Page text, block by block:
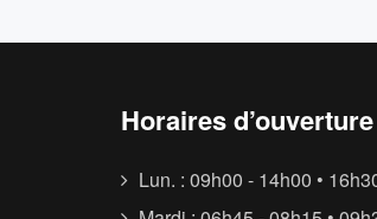
Horaires
Lun. : 09h00 - 14h00 •